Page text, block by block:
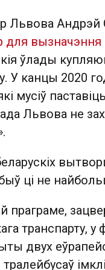
Львова
для
ўлады
У канцы 2020
мусіў
Львова не
ці не
транспарту, у
двух
тралейбусаў